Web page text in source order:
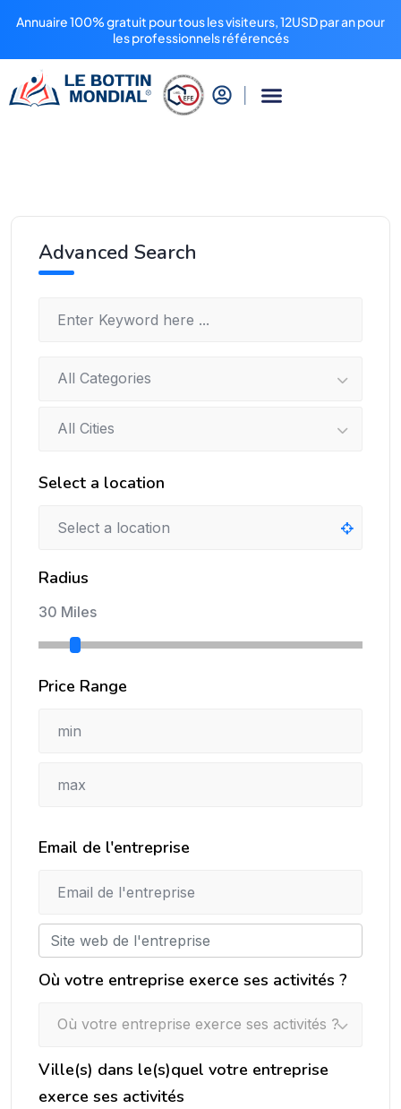
Annuaire 100% gratuit pour tous les visiteurs, 12USD par an pour
les professionnels référencés
Advanced Search
All Categories
All Cities
Select a location
Radius
30 Miles
Price Range
Email de l'entreprise
Où votre entreprise exerce ses activités ?
Où votre entreprise exerce ses activités ?
Ville(s) dans le(s)quel votre entreprise
exerce ses activités